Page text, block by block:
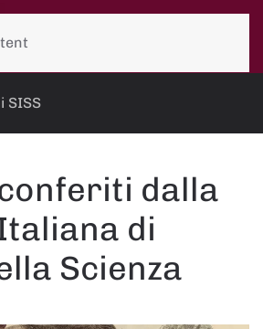
SISS
dalla
di
Scienza